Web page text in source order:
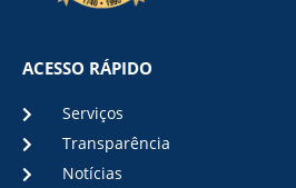
ACESSO RÁPIDO
Serviços
Transparência
Notícias